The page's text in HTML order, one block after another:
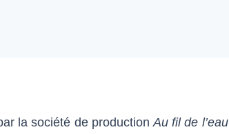
la société de productionAu fil de l’eau